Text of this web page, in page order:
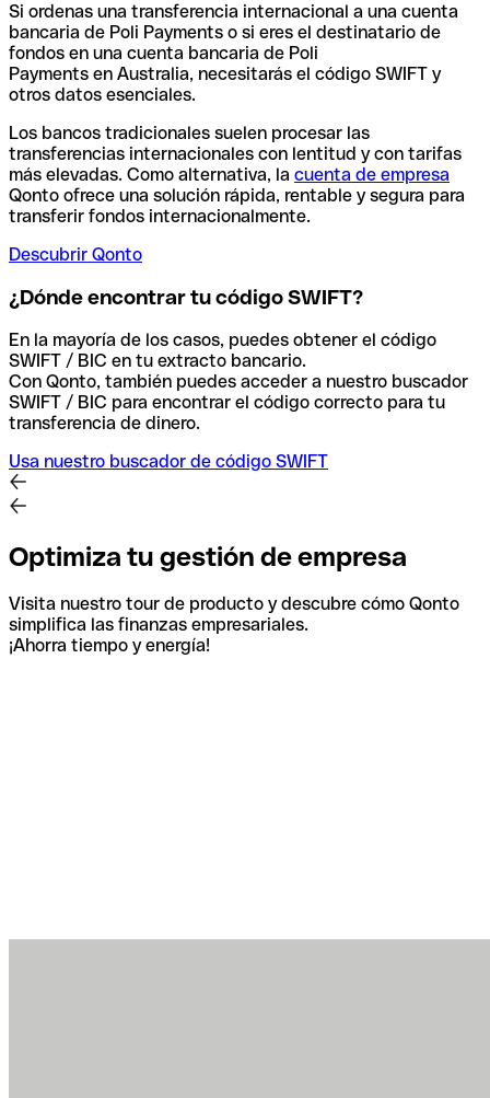
Si ordenas una transferencia internacional a una cuenta
bancaria de Poli Payments o si eres el destinatario de
fondos en una cuenta bancaria de Poli
Payments en Australia, necesitarás el código SWIFT y
otros datos esenciales.
Los bancos tradicionales suelen procesar las
transferencias internacionales con lentitud y con tarifas
más elevadas. Como alternativa, la cuenta de empresa
Qonto ofrece una solución rápida, rentable y segura para
transferir fondos internacionalmente.
Descubrir Qonto
¿Dónde encontrar tu código SWIFT?
En la mayoría de los casos, puedes obtener el código
SWIFT / BIC en tu extracto bancario.
Con Qonto, también puedes acceder a nuestro buscador
SWIFT / BIC para encontrar el código correcto para tu
transferencia de dinero.
Usa nuestro buscador de código SWIFT
Optimiza tu gestión de empresa
Visita nuestro tour de producto y descubre cómo Qonto
simplifica las finanzas empresariales.
¡Ahorra tiempo y energía!